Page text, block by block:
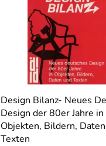
Design Bilanz- Neues
Design der 80er Jahre in
Objekten, Bildern,
Texten